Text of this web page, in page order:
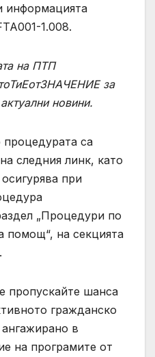
информацията
1.008.
на ПТП
за
новини.
са
следния линк, като
при
„Процедури по
помощ“, на секцията
пропускайте шанса
гражданско
в
на програмите от